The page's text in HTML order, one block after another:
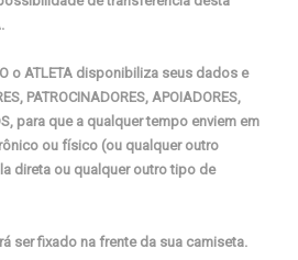
o ATLETA disponibiliza seus dados e
PATROCINADORES, APOIADORES,
para que a qualquer tempo enviem em
ou físico (ou qualquer outro
direta ou qualquer outro tipo de
ser fixado na frente da sua camiseta.